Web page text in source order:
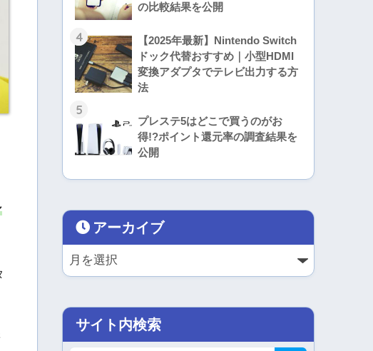
の比較結果を公開
4
【2025年最新】Nintendo Switch
ドック代替おすすめ｜小型HDMI
変換アダプタでテレビ出力する方
法
5
プレステ5はどこで買うのがお
得!?ポイント還元率の調査結果を
公開
アーカイブ
サイト内検索